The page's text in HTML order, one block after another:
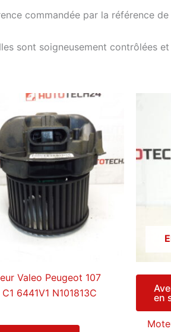
commandée par la référence
sont soigneusement contrôlées
Valeo Peugeot 107
6441V1 N101813C
en